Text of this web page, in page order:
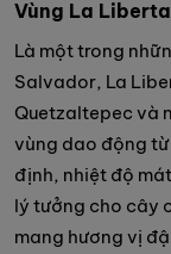
Vùng La
Là một trong
Salvador, La
Quetzaltepec và
vùng dao động từ
định, nhiệt độ
lý tưởng cho cây
mang hương vị